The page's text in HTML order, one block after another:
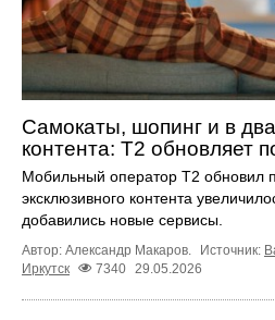
Самокаты, шопинг и в
контента: Т2 обновляет
Мобильный оператор Т2 обновил
эксклюзивного контента
добавились новые сервисы.
Автор: Александр Макаров. Источник:
Иркутск
7340 29.05.2026